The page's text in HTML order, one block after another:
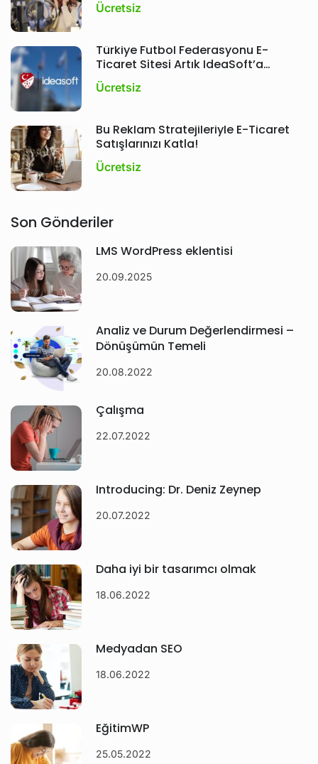
Ücretsiz
Türkiye Futbol Federasyonu E-
Ticaret Sitesi Artık IdeaSoft’a
Emanet!
Ücretsiz
Bu Reklam Stratejileriyle E-Ticaret
Satışlarınızı Katla!
Ücretsiz
Son Gönderiler
LMS WordPress eklentisi
20.09.2025
Analiz ve Durum Değerlendirmesi –
Dönüşümün Temeli
20.08.2022
Çalışma
22.07.2022
Introducing: Dr. Deniz Zeynep
20.07.2022
Daha iyi bir tasarımcı olmak
18.06.2022
Medyadan SEO
18.06.2022
EğitimWP
25.05.2022